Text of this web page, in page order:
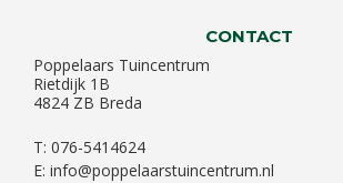
CONTACT
Poppelaars Tuincentrum
Rietdijk 1B
4824 ZB Breda
T: 076-5414624
E: info@poppelaarstuincentrum.nl